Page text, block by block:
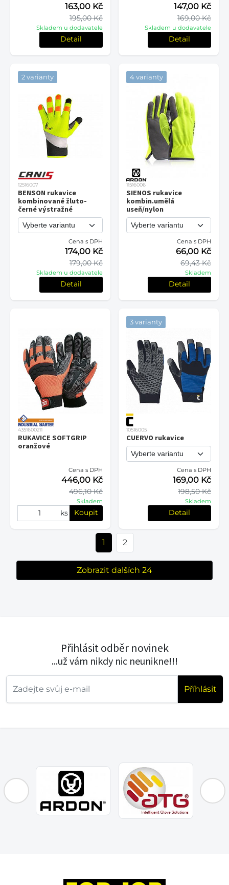
195,00 Kč
163,00 Kč
Skladem u dodavatele
Detail
169,00 Kč
147,00 Kč
Skladem u dodavatele
Detail
2 varianty
12516007
BENSON rukavice
kombinované žluto-
černé výstražné
Cena s DPH
179,00 Kč
174,00 Kč
Skladem u dodavatele
Detail
4 varianty
11516006
SIENOS rukavice
kombin.umělá
useň/nylon
Cena s DPH
69,43 Kč
66,00 Kč
Skladem
Detail
4351600211
RUKAVICE SOFTGRIP
oranžové
Cena s DPH
496,10 Kč
446,00 Kč
Skladem
ks Koupit
3 varianty
10516005
CUERVO rukavice
Cena s DPH
198,50 Kč
169,00 Kč
Skladem
Detail
1 2
Zobrazit dalších 24
Přihlásit odběr novinek
...už vám nikdy nic neunikne!!!
Příhlásit